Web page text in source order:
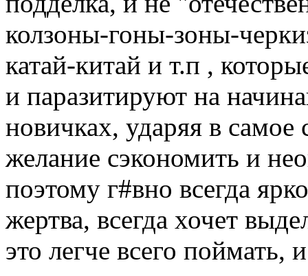
колзоны-гоны-зоны-
катай-китай и т.п ,
и паразитируют на
новичках, ударяя в самое
желание сэкономить и
поэтому г#вно всегда
жертва, всегда хочет
это легче всего поймать,